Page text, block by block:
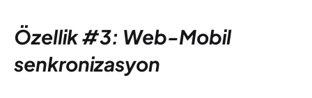
Özellik #3: Web-Mobil
senkronizasyon